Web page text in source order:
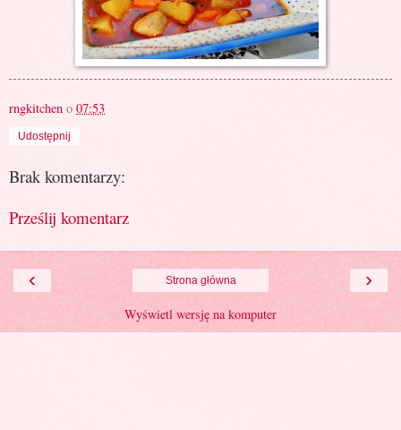
rngkitchen o 07:53
Udostępnij
Brak komentarzy:
Prześlij komentarz
‹ ›
Strona główna
Wyświetl wersję na komputer